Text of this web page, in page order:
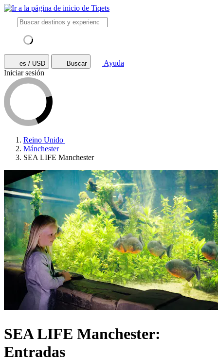
es / USD Buscar
Ayuda
Iniciar sesión
Reino Unido
Mánchester
SEA LIFE Manchester
SEA LIFE Manchester:
Entradas